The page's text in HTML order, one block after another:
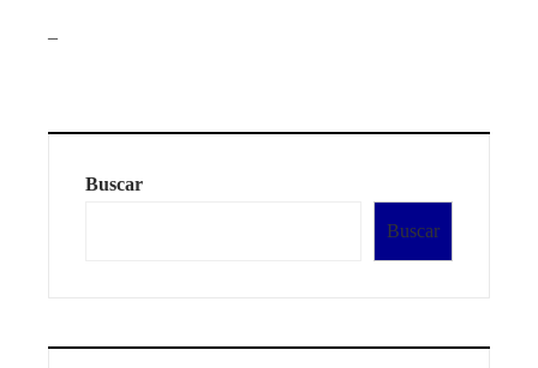
Buscar
Buscar